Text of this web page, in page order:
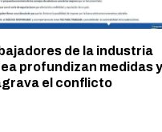
de la industria
profundizan medidas y
el conflicto